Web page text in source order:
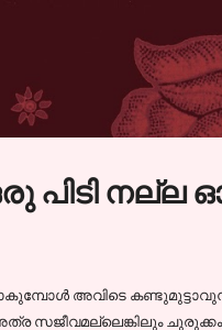
പിടി നല്ല
അവിടെ
ചുരുക്കം